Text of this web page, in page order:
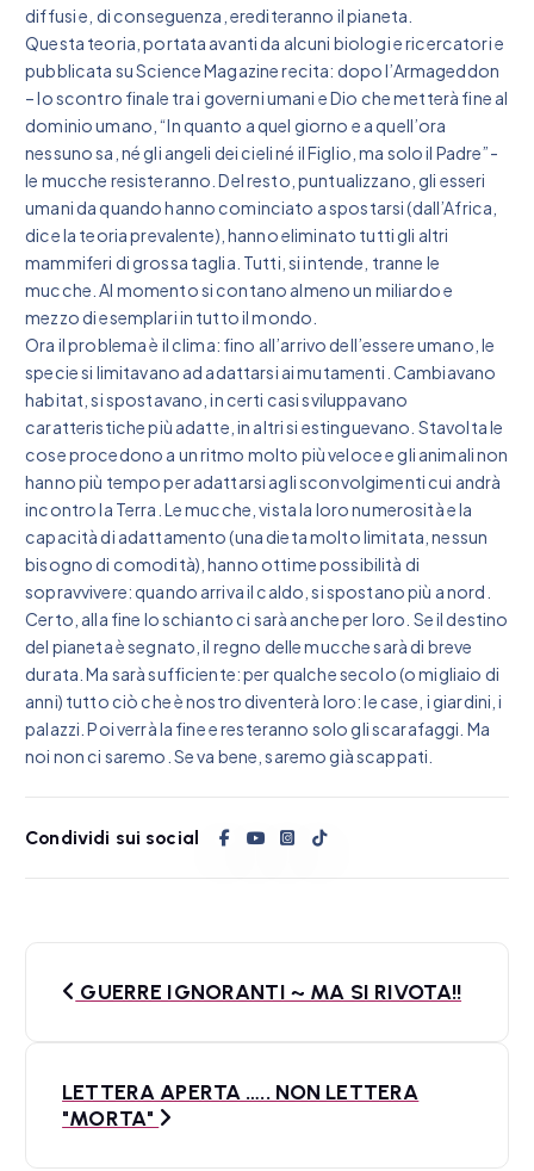
diffusi e, di conseguenza, erediteranno il pianeta.
Questa teoria, portata avanti da alcuni biologi e ricercatori e
pubblicata su Science Magazine recita: dopo l’Armageddon
– lo scontro finale tra i governi umani e Dio che metterà fine al
dominio umano, “In quanto a quel giorno e a quell’ora
nessuno sa, né gli angeli dei cieli né il Figlio, ma solo il Padre”-
le mucche resisteranno. Del resto, puntualizzano, gli esseri
umani da quando hanno cominciato a spostarsi (dall’Africa,
dice la teoria prevalente), hanno eliminato tutti gli altri
mammiferi di grossa taglia. Tutti, si intende, tranne le
mucche. Al momento si contano almeno un miliardo e
mezzo di esemplari in tutto il mondo.
Ora il problema è il clima: fino all’arrivo dell’essere umano, le
specie si limitavano ad adattarsi ai mutamenti. Cambiavano
habitat, si spostavano, in certi casi sviluppavano
caratteristiche più adatte, in altri si estinguevano. Stavolta le
cose procedono a un ritmo molto più veloce e gli animali non
hanno più tempo per adattarsi agli sconvolgimenti cui andrà
incontro la Terra. Le mucche, vista la loro numerosità e la
capacità di adattamento (una dieta molto limitata, nessun
bisogno di comodità), hanno ottime possibilità di
sopravvivere: quando arriva il caldo, si spostano più a nord.
Certo, alla fine lo schianto ci sarà anche per loro. Se il destino
del pianeta è segnato, il regno delle mucche sarà di breve
durata. Ma sarà sufficiente: per qualche secolo (o migliaio di
anni) tutto ciò che è nostro diventerà loro: le case, i giardini, i
palazzi. Poi verrà la fine e resteranno solo gli scarafaggi. Ma
noi non ci saremo. Se va bene, saremo già scappati.
Condividi sui social
GUERRE IGNORANTI ~ MA SI RIVOTA!!
LETTERA APERTA ….. NON LETTERA
"MORTA"